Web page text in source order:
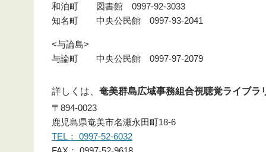
和泊町 図書館 0997-92-3033
知名町 中央公民館 0997-93-2041
<与論島>
与論町 中央公民館 0997-97-2079
詳しくは、 奄美群島広域事務組合視聴覚ライブラ
〒894-0023
鹿児島県奄美市名瀬永田町18-6
TEL： 0997-52-6032